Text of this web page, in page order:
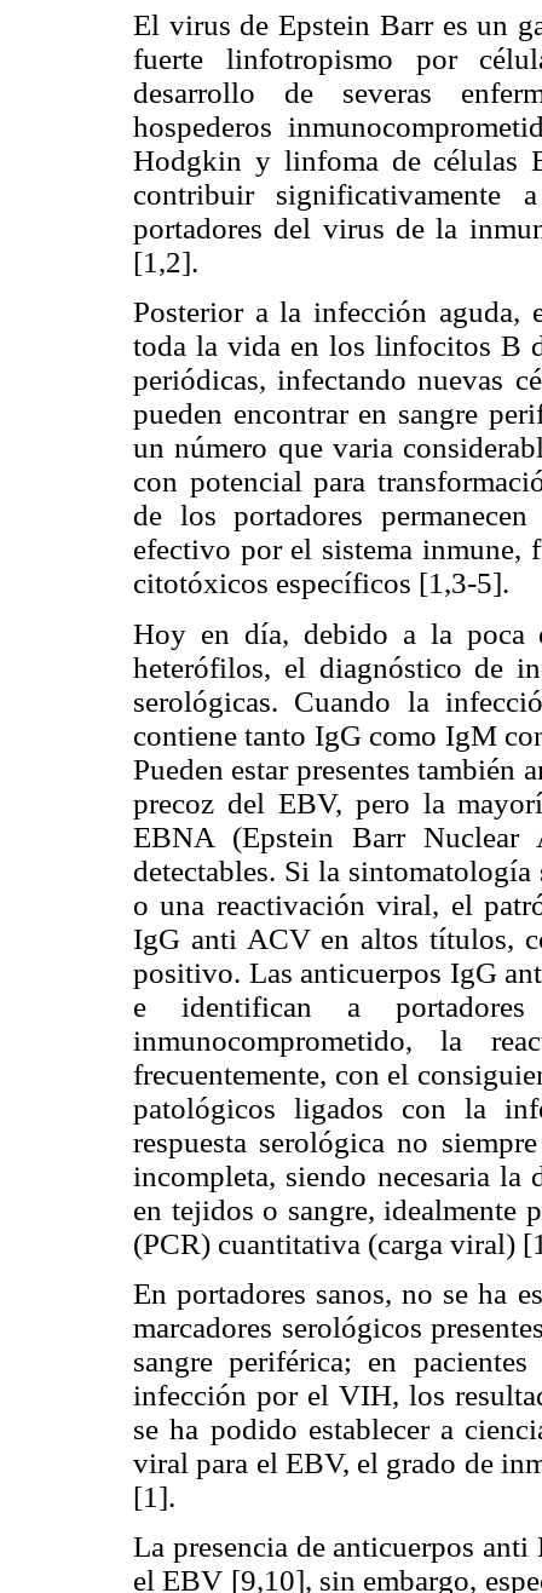
El virus de Epstein Barr es un
fuerte linfotropismo por
desarrollo de severas
hospederos
Hodgkin y linfoma de células
contribuir significativamente
portadores del virus de la
[1,2].
Posterior a la infección aguda,
toda la vida en los linfocitos B
periódicas, infectando nuevas
pueden encontrar en sangre
un número que varia
con potencial para
de los portadores
efectivo por el sistema inmune,
citotóxicos específicos [1,3-5].
Hoy en día, debido a la poca
heterófilos, el diagnóstico de
serológicas. Cuando la
contiene tanto IgG como IgM
Pueden estar presentes también
precoz del EBV, pero la
EBNA (Epstein Barr Nuclear
detectables. Si la
o una reactivación viral, el
IgG anti ACV en altos títulos,
positivo. Las anticuerpos IgG
e identifican a
inmunocomprometido, la
frecuentemente, con el
patológicos ligados con la
respuesta serológica no
incompleta, siendo necesaria
en tejidos o sangre, idealmente
(PCR) cuantitativa (carga viral)
En portadores sanos, no se ha
marcadores serológicos
sangre periférica; en
infección por el VIH, los
se ha podido establecer a
viral para el EBV, el grado de
[1].
La presencia de anticuerpos
el EBV [9,10], sin embargo,